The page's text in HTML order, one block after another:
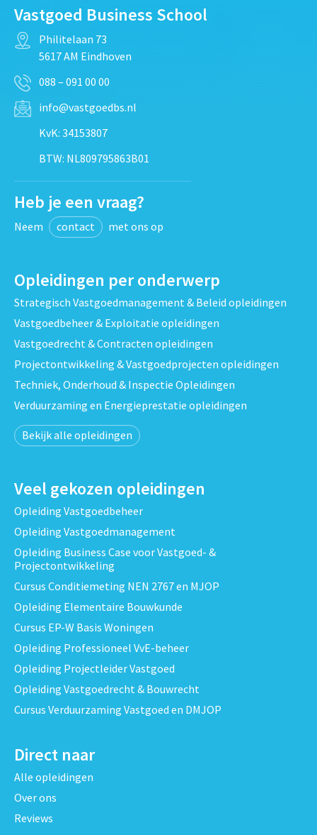
Vastgoed Business School
Philitelaan 73
5617 AM Eindhoven
088 – 091 00 00
info@vastgoedbs.nl
KvK: 34153807
BTW: NL809795863B01
Heb je een vraag?
Neem contact met ons op
Opleidingen per onderwerp
Strategisch Vastgoedmanagement & Beleid opleidingen
Vastgoedbeheer & Exploitatie opleidingen
Vastgoedrecht & Contracten opleidingen
Projectontwikkeling & Vastgoedprojecten opleidingen
Techniek, Onderhoud & Inspectie Opleidingen
Verduurzaming en Energieprestatie opleidingen
Bekijk alle opleidingen
Veel gekozen opleidingen
Opleiding Vastgoedbeheer
Opleiding Vastgoedmanagement
Opleiding Business Case voor Vastgoed- &
Projectontwikkeling
Cursus Conditiemeting NEN 2767 en MJOP
Opleiding Elementaire Bouwkunde
Cursus EP-W Basis Woningen
Opleiding Professioneel VvE-beheer
Opleiding Projectleider Vastgoed
Opleiding Vastgoedrecht & Bouwrecht
Cursus Verduurzaming Vastgoed en DMJOP
Direct naar
Alle opleidingen
Over ons
Reviews